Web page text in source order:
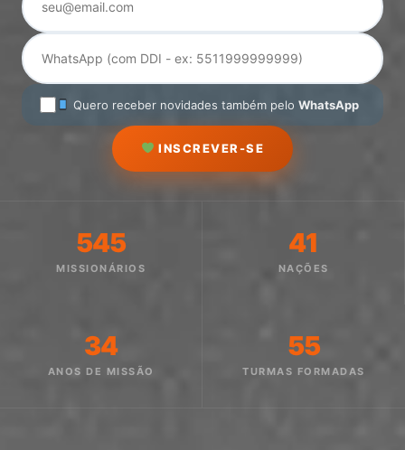
Quero receber novidades também pelo WhatsApp
INSCREVER-SE
545
MISSIONÁRIOS
41
NAÇÕES
34
ANOS DE MISSÃO
55
TURMAS FORMADAS